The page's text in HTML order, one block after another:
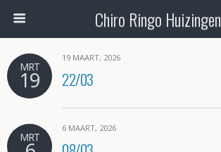
Chiro Ringo Huizingen
MRT
19
19 MAART, 2026
22/03
MRT
6 MAART, 2026